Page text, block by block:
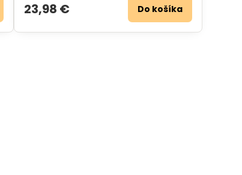
23,98 € Do košíka